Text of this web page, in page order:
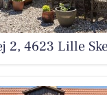
2, 4623 Lille